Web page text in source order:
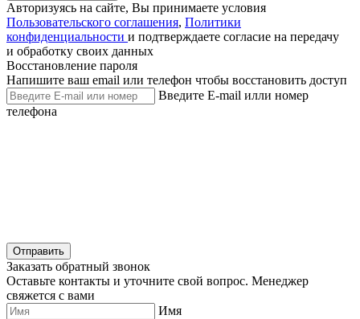
Авторизуясь на сайте, Вы принимаете условия
Пользовательского соглашения, Политики
конфиденциальности и подтверждаете согласие на передачу
и обработку своих данных
Восстановление пароля
Напишите ваш email или телефон чтобы восстановить доступ
Введите E-mail илли номер
телефона
Отправить
Заказать обратный звонок
Оставьте контакты и уточните свой вопрос. Менеджер
свяжется с вами
Имя